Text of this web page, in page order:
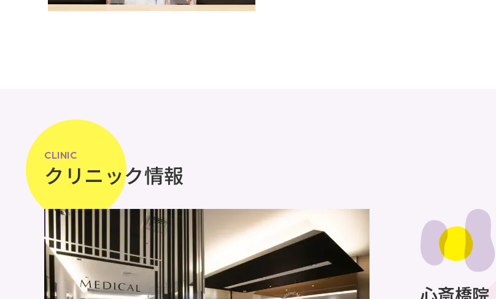
CLINIC
クリニック情報